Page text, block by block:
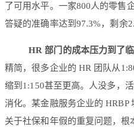
了可用水平。一家800人的零售
答疑的准确率达到97.3%，剩余
HR 部门的成本压力到了临
精简，很多企业的 HR 团队从
缩到1:150甚至更高。人没多，
消化。某金融服务企业的 HRBP
关于社保和年假的重复问题，根